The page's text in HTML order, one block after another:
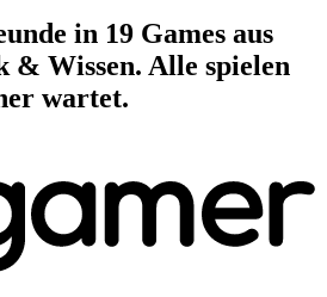
in 19 Games aus
& Wissen. Alle spielen
wartet.